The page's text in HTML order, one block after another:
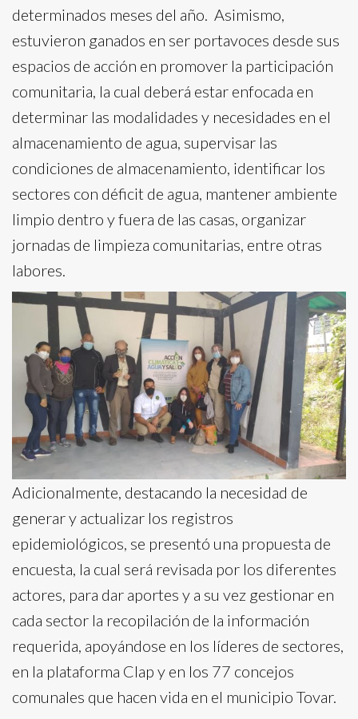
determinados meses del año. Asimismo,
estuvieron ganados en ser portavoces desde sus
espacios de acción en promover la participación
comunitaria, la cual deberá estar enfocada en
determinar las modalidades y necesidades en el
almacenamiento de agua, supervisar las
condiciones de almacenamiento, identificar los
sectores con déficit de agua, mantener ambiente
limpio dentro y fuera de las casas, organizar
jornadas de limpieza comunitarias, entre otras
labores.
Adicionalmente, destacando la necesidad de
generar y actualizar los registros
epidemiológicos, se presentó una propuesta de
encuesta, la cual será revisada por los diferentes
actores, para dar aportes y a su vez gestionar en
cada sector la recopilación de la información
requerida, apoyándose en los líderes de sectores,
en la plataforma Clap y en los 77 concejos
comunales que hacen vida en el municipio Tovar.